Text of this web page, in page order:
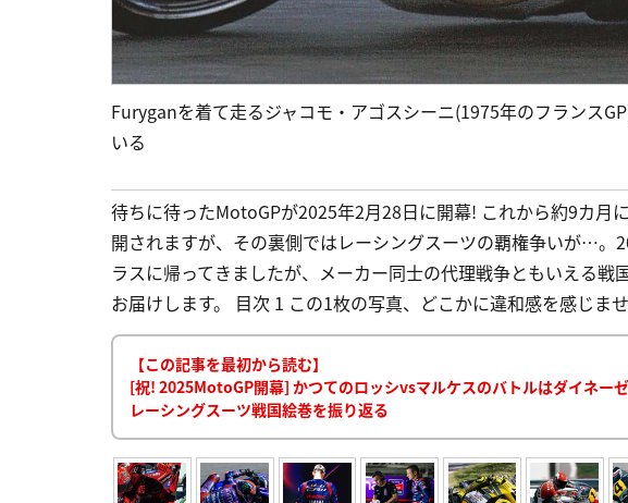
Furyganを着て走るジャコモ・アゴスシーニ(1975年のフランス
いる
待ちに待ったMotoGPが2025年2月28日に開幕! これから約9カ月
開されますが、その裏側ではレーシングスーツの覇権争いが…。
ラスに帰ってきましたが、メーカー同士の代理戦争ともいえる戦
お届けします。 目次 1 この1枚の写真、どこかに違和感を感じま
【この記事を最初から読む】
[祝! 2025MotoGP開幕] かつてのロッシvsマルケスのバトルはダイネー
レーシングスーツ戦国絵巻を振り返る